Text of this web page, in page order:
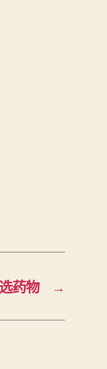
→
药物